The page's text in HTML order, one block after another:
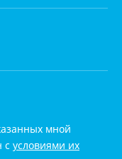
мной
с условиями их